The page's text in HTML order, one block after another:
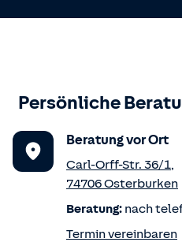
Persönliche
Beratung vor Ort
Carl-Orff-Str. 36/1,
74706Osterburken
Beratung: nach
Termin vereinbaren